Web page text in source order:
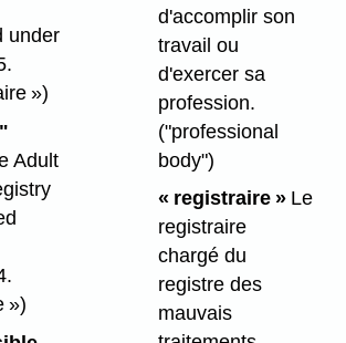
under
»)
Adult
»)
d'accomplir son
travail ou
d'exercer sa
profession.
("professional
body")
« registraire »Le
registraire
chargé du
registre des
mauvais